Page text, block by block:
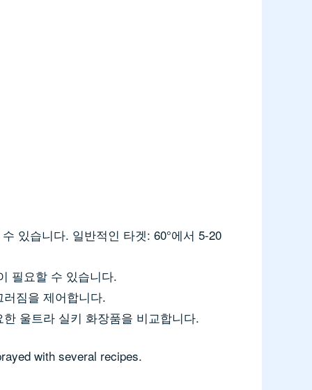
있습니다. 일반적인 타겟: 60°에서 5-20
필요할 수 있습니다.
짐을 제어합니다.
울트라 실키 화장품을 비교합니다.
with several recipes.